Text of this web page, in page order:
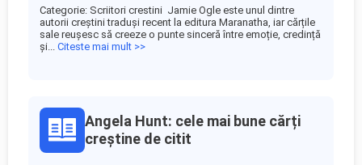
Categorie: Scriitori crestini Jamie Ogle este unul dintre
autorii creștini traduși recent la editura Maranatha, iar cărțile
sale reușesc să creeze o punte sinceră între emoție, credință
și... Citeste mai mult >>
Angela Hunt: cele mai bune cărți
creștine de citit